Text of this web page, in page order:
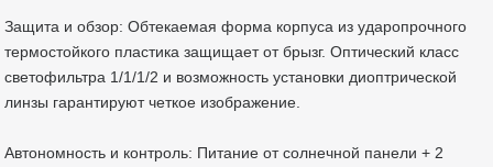
Защита и обзор: Обтекаемая форма корпуса из ударопрочного
термостойкого пластика защищает от брызг. Оптический класс
светофильтра 1/1/1/2 и возможность установки диоптрической
линзы гарантируют четкое изображение.
Автономность и контроль: Питание от солнечной панели + 2